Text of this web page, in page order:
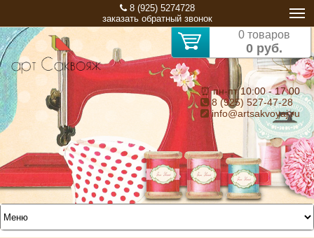
8 (925) 5274728
заказать обратный звонок
0 товаров
0 руб.
⏰ пн-пт 10:00 - 17:00
8 (925) 527-47-28
info@artsakvoyaj.ru